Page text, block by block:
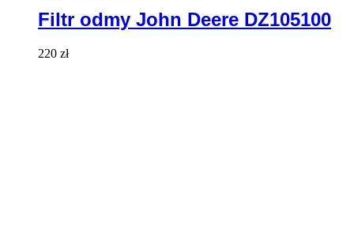
Filtr odmy John Deere DZ105100
220 zł